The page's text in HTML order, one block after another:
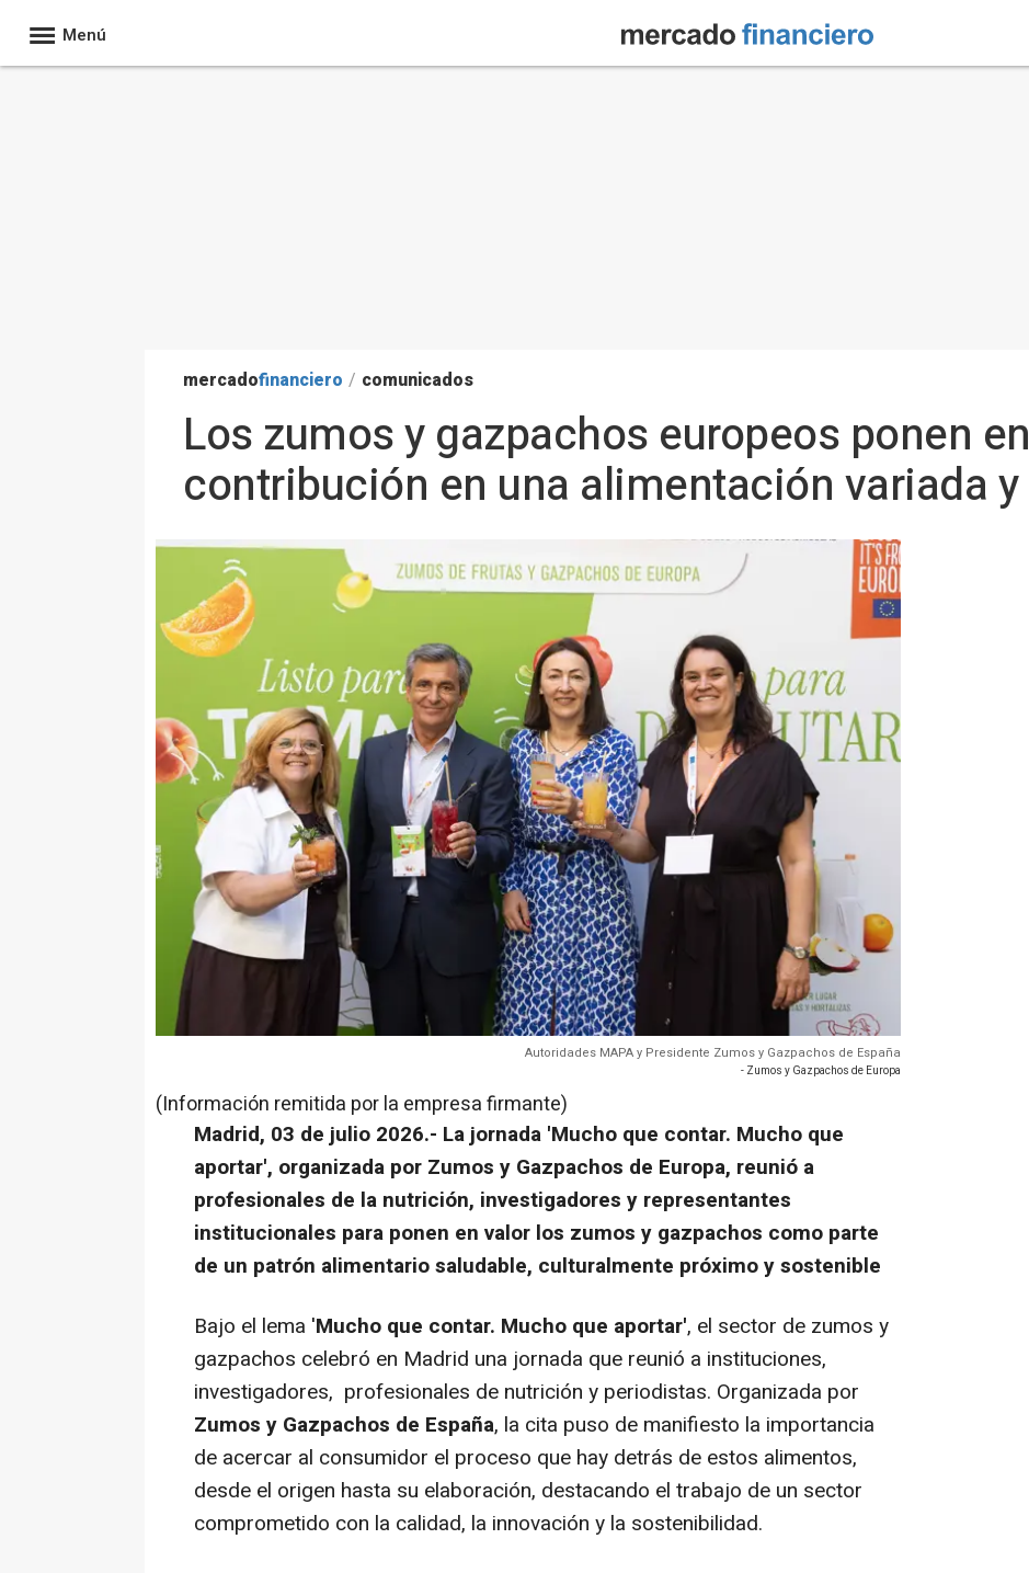
Menú
mercadofinanciero / comunicados
Los zumos y gazpachos europeos ponen
contribución en una alimentación variada
Autoridades MAPA y Presidente Zumos y Gazpachos de España
- Zumos y Gazpachos de Europa
(Información remitida por la empresa firmante)
Madrid, 03 de julio 2026.- La jornada 'Mucho que contar. Mucho que
aportar', organizada por Zumos y Gazpachos de Europa, reunió a
profesionales de la nutrición, investigadores y representantes
institucionales para ponen en valor los zumos y gazpachos como parte
de un patrón alimentario saludable, culturalmente próximo y sostenible
Bajo el lema 'Mucho que contar. Mucho que aportar', el sector de zumos y
gazpachos celebró en Madrid una jornada que reunió a instituciones,
investigadores, profesionales de nutrición y periodistas. Organizada por
Zumos y Gazpachos de España, la cita puso de manifiesto la importancia
de acercar al consumidor el proceso que hay detrás de estos alimentos,
desde el origen hasta su elaboración, destacando el trabajo de un sector
comprometido con la calidad, la innovación y la sostenibilidad.